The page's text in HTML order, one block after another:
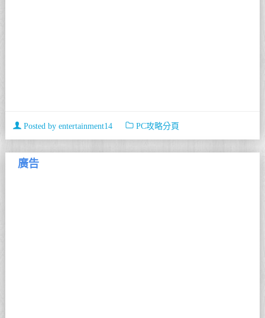
Posted by entertainment14 PC攻略分頁
廣告